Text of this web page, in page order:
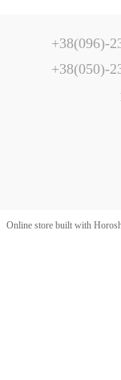
+38(096)-
+38(050)-
Online store built with